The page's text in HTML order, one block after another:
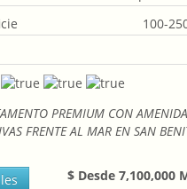
100-
PREMIUM CON
FRENTE AL MAR EN SAN
$ Desde 7,100,000